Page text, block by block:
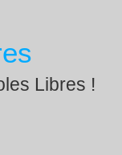
Libres !